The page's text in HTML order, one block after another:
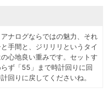
ナログならではの魅力、それ
手間と、ジリリリというタイ
心地良い重みです。セットす
ず「55」まで時計回りに回
回りに戻してくださいね。